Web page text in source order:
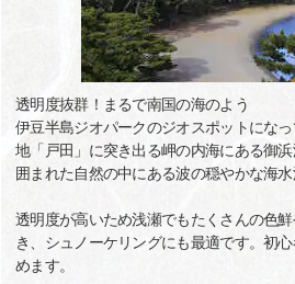
透明度抜群！まるで南国の海のよう
伊豆半島ジオパークのジオスポットにな
地「戸田」に突き出る岬の内海にある御
囲まれた自然の中にある波の穏やかな海水
透明度が高いため浅瀬でもたくさんの色
き、シュノーケリングにも最適です。初
めます。